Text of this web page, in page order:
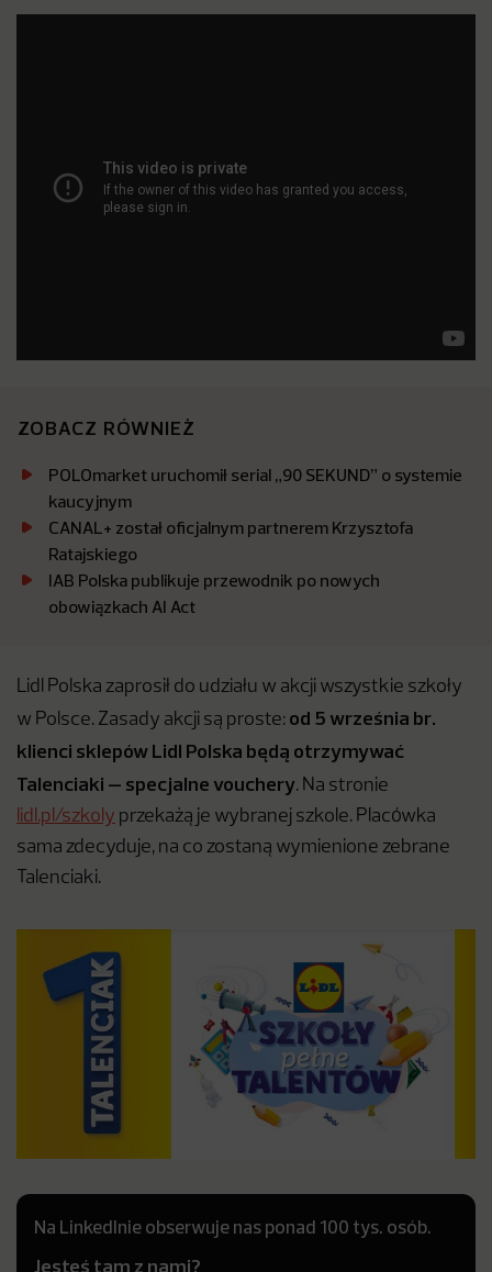
ZOBACZ RÓWNIEŻ
POLOmarket uruchomił serial „90 SEKUND” o systemie
kaucyjnym
CANAL+ został oficjalnym partnerem Krzysztofa
Ratajskiego
IAB Polska publikuje przewodnik po nowych
obowiązkach AI Act
Lidl Polska zaprosił do udziału w akcji wszystkie szkoły
w Polsce. Zasady akcji są proste: od 5 września br.
klienci sklepów Lidl Polska będą otrzymywać
Talenciaki – specjalne vouchery. Na stronie
lidl.pl/szkoly przekażą je wybranej szkole. Placówka
sama zdecyduje, na co zostaną wymienione zebrane
Talenciaki.
Na LinkedInie obserwuje nas ponad 100 tys. osób.
Jesteś tam z nami?